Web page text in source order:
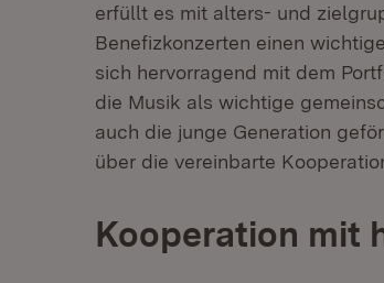
erfüllt es mit alters- und
Benefizkonzerten einen
sich hervorragend mit dem
die Musik als wichtige
auch die junge Generation
über die vereinbarte
Kooperation mit